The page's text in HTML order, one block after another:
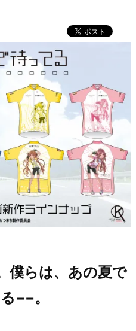
僕らは、あの夏で
−−。